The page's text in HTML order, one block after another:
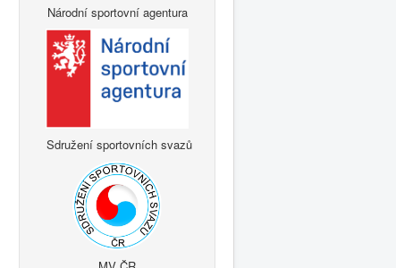
Národní sportovní agentura
Sdružení sportovních svazů